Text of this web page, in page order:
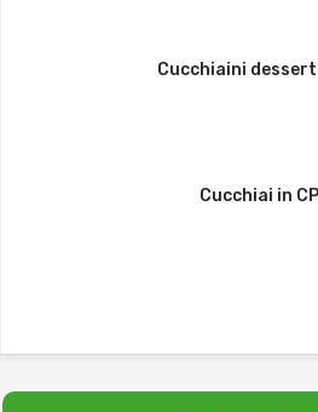
Cucchiaini dessert
Cucchiai in